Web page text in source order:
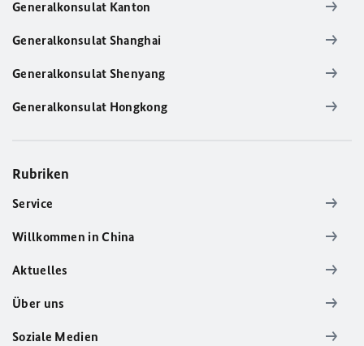
Generalkonsulat Kanton
Generalkonsulat Shanghai
Generalkonsulat Shenyang
Generalkonsulat Hongkong
Rubriken
Service
Willkommen in China
Aktuelles
Über uns
Soziale Medien